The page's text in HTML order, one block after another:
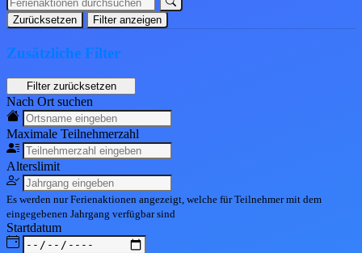
Zurücksetzen Filter anzeigen
Zusätzliche Filter
Nach Ort suchen
Maximale Teilnehmerzahl
Alterslimit
Es werden nur Ferienaktionen angezeigt, welche für Teilnehmer mit dem
eingegebenen Jahrgang verfügbar sind
Startdatum